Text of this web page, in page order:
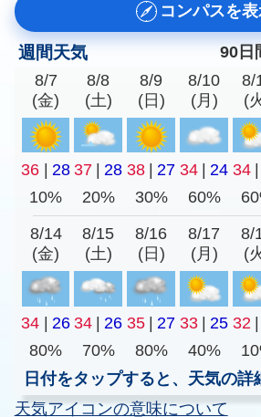
コンパスを
週間天気
90日
8/7
(金)
8/8
(土)
8/9
(日)
8/10
(月)
8/
(
36 28 37 28 38 27 34 24 34
10%
20% 30% 60%
8/14
(金)
8/15
(土)
8/16
(日)
8/17
(月)
8/
(
34 26 34 26 35 27 33 25 32
80%
70% 80% 40%
日付をタップすると、天気の
天気アイコンの意味について